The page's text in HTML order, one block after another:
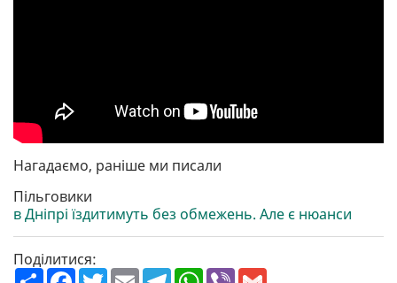
Нагадаємо, раніше ми писали
Пільговики
в Дніпрі їздитимуть без обмежень. Але є нюанси
Поділитися:
П
F T E T W V